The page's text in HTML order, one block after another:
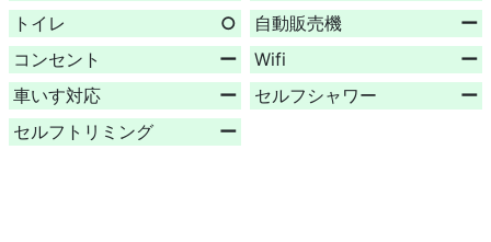
トイレ
○ 自動販売機
ー
コンセント
ー Wifi
ー
車いす対応
ー セルフシャワー
ー
セルフトリミング
ー